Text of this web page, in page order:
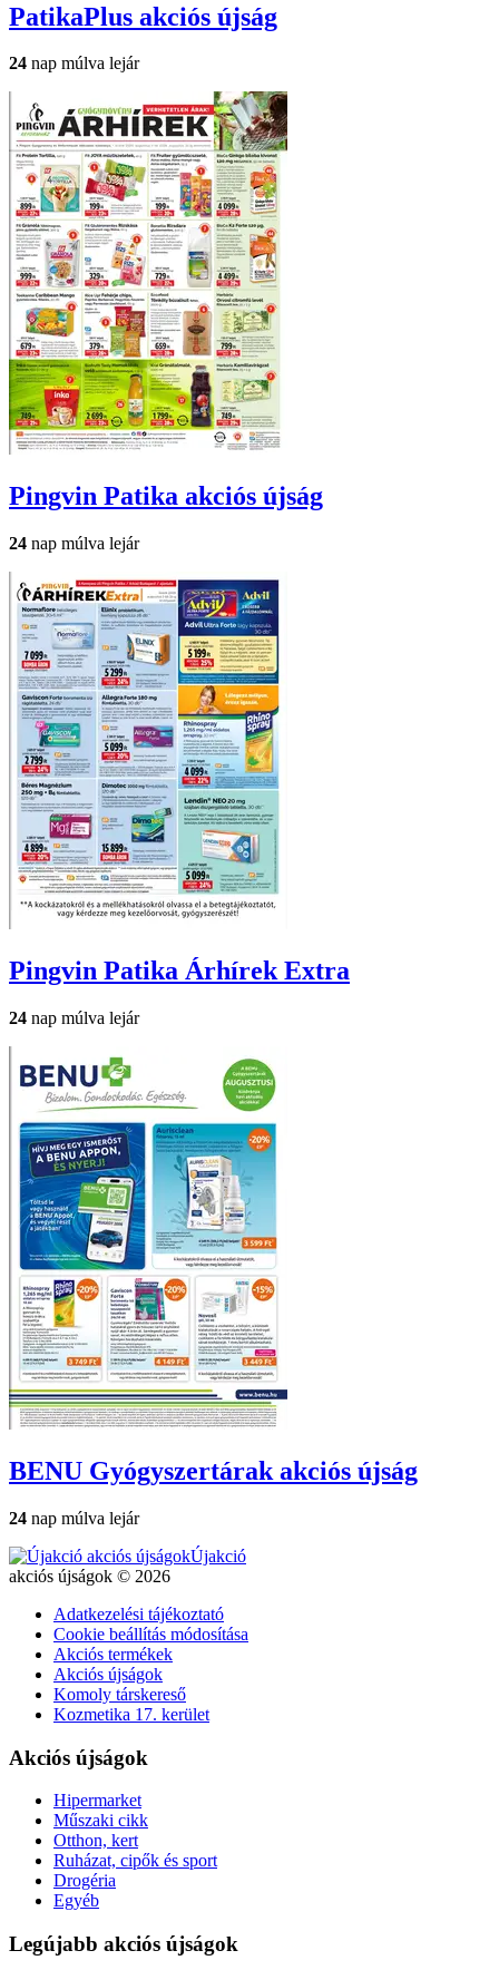
PatikaPlus akciós újság
24 nap múlva lejár
Pingvin Patika akciós újság
24 nap múlva lejár
Pingvin Patika Árhírek Extra
24 nap múlva lejár
BENU Gyógyszertárak akciós újság
24 nap múlva lejár
Újakció
akciós újságok © 2026
Adatkezelési tájékoztató
Cookie beállítás módosítása
Akciós termékek
Akciós újságok
Komoly társkereső
Kozmetika 17. kerület
Akciós újságok
Hipermarket
Műszaki cikk
Otthon, kert
Ruházat, cipők és sport
Drogéria
Egyéb
Legújabb akciós újságok